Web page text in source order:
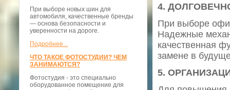
При выборе новых шин для
автомобиля, качественные бренды
— основа безопасности и
уверенности на дороге.
Подробнее...
ЧТО ТАКОЕ ФОТОСТУДИИ? ЧЕМ
ЗАНИМАЮТСЯ?
Фотостудия - это специально
оборудованное помещение для
4.
При выборе
Надежные
качественная
замене в
5.